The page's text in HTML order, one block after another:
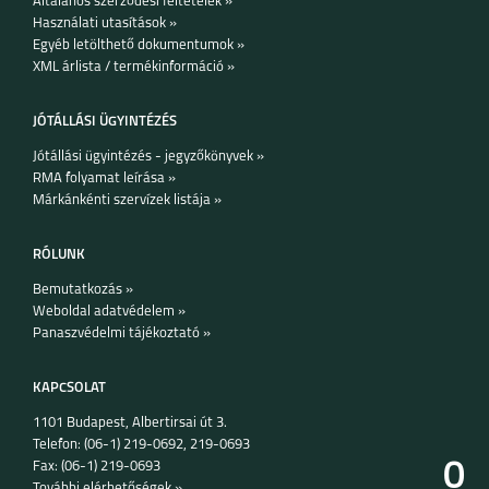
IPHONE 15 PRO MAX IPHONE 15 PLUS
Használati utasítások »
Egyéb letölthető dokumentumok »
XML árlista / termékinformáció »
JÓTÁLLÁSI ÜGYINTÉZÉS
Jótállási ügyintézés - jegyzőkönyvek »
RMA folyamat leírása »
Márkánkénti szervízek listája »
RÓLUNK
Bemutatkozás »
Weboldal adatvédelem »
Panaszvédelmi tájékoztató »
KAPCSOLAT
1101 Budapest, Albertirsai út 3.
Telefon: (06-1) 219-0692, 219-0693
Fax: (06-1) 219-0693
0